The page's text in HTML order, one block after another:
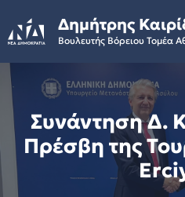
to
content
Δημήτρης
Βουλευτής Βόρειου Τομέα
Συνάντηση Δ.
Πρέσβη της